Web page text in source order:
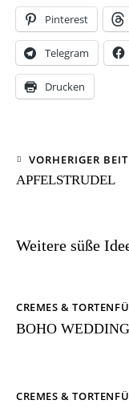
Pinterest
Telegram
Drucken
VORHERIGER
APFELSTRUDEL
Weitere süße
CREMES &
BOHO
CREMES &